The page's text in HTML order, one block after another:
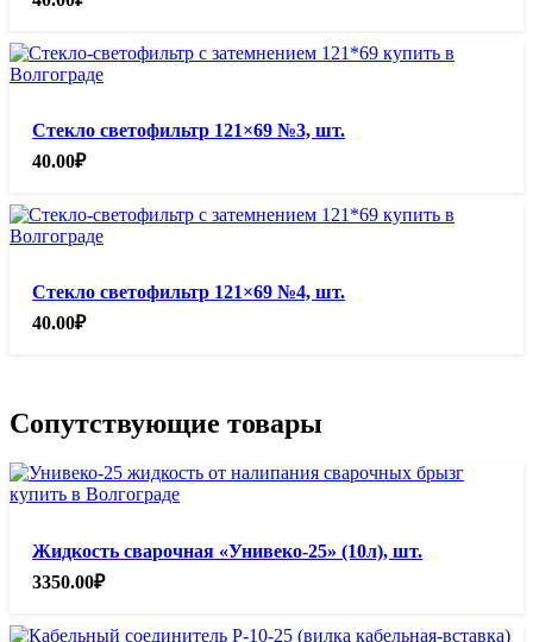
Стекло светофильтр 121×69 №3, шт.
40.00₽
Стекло светофильтр 121×69 №4, шт.
40.00₽
Сопутствующие товары
Жидкость сварочная «Унивеко-25» (10л), шт.
3350.00₽